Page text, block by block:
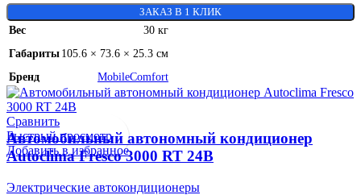
ЗАКАЗ В 1 КЛИК
Вес
30 кг
Габариты105.6 × 73.6 × 25.3 см
Бренд
MobileComfort
Сравнить
Быстрый просмотр
Добавить в избранное
Автомобильный автономный кондиционер
Autoclima Fresco 3000 RT 24В
Электрические автокондиционеры